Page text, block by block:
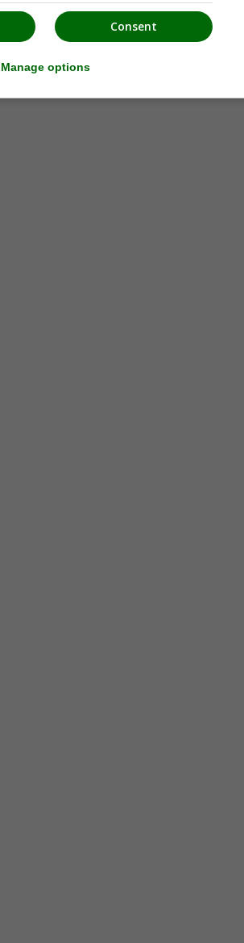
Consent
Manage options